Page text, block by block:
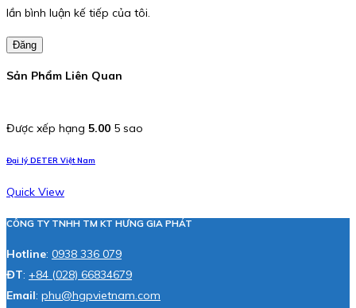
lần bình luận kế tiếp của tôi.
Đăng
Sản Phẩm Liên Quan
Được xếp hạng 5.00 5 sao
Đại lý DETER Việt Nam
Quick View
CÔNG TY TNHH TM KT HƯNG GIA PHÁT
Hotline: 0938 336 079
ĐT: +84 (028) 66834679
Email: phu@hgpvietnam.com